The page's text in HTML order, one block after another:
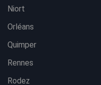
Niort
Orléans
Quimper
Rennes
Rodez